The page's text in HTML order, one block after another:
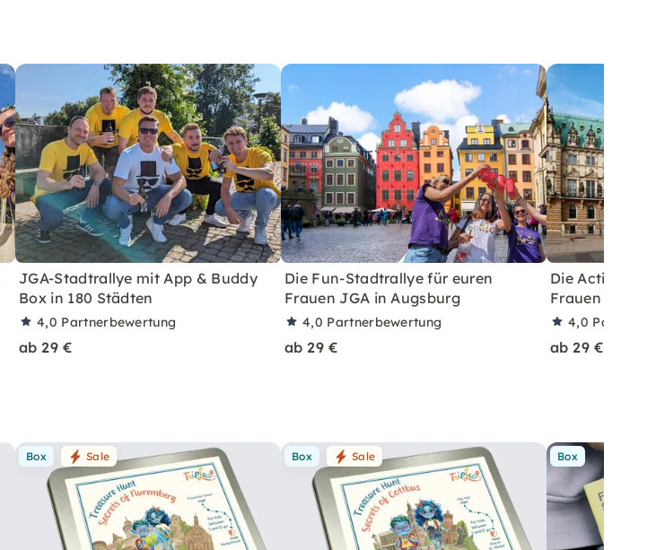
JGA-Stadtrallye mit App & Buddy
Box in 180 Städten
4,0 Partnerbewertung
ab 29 €
Die Fun-Stadtrallye für euren
Frauen JGA in Augsburg
4,0 Partnerbewertung
ab 29 €
Die Action-
Frauen JGA
4,0
ab 29 €
Box Sale Box Sale Box